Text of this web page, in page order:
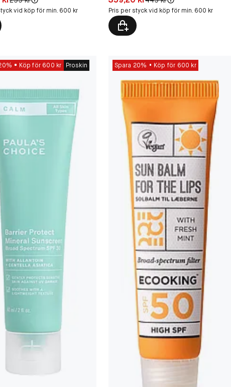
vid köp för min. 600 kr Pris per styck vid köp för min. 600 kr
Köp för 600 kr Proskin Spara 20% Köp för 600 kr